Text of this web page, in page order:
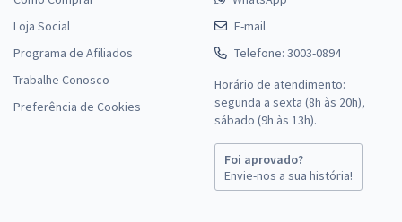
Loja Social
Programa de Afiliados
Trabalhe Conosco
Preferência de Cookies
E-mail
Telefone: 3003-0894
Horário de atendimento:
segunda a sexta (8h às 20h),
sábado (9h às 13h).
Foi aprovado?
Envie-nos a sua história!